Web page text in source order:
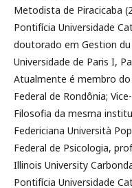
Metodista de Piracicaba
Pontifícia Universidade
doutorado em Gestion
Universidade de Paris I,
Atualmente é membro do
Federal de Rondônia;
Filosofia da mesma
Federiciana Università
Federal de Psicologia,
Illinois University
Pontifícia Universidade